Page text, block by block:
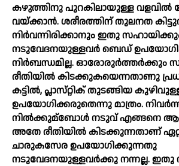
കഴുത്തിനു പുറകിലായുള്ള വളവില്‍
വയ്‌ക്കാന്‍. ശരീരത്തിന്‌ തുലനത
നിര്‍വന്നിരിക്കാനും ഇതു
നടുവേദനയുള്ളവര്‍ ബെഡ്‌
നിര്‍ബന്ധമില്ല. ഓരോരുര്‍ത്തര്‍ക്കും
രീതിയില്‍ കിടക്കുകയെന്നതാണു
കട്ടില്‍, പ്ലാസ്‌റ്റിക്‌ തുടങ്ങിയ
ഉപയോഗിക്കരുതെന്നു മാത്രം.
നില്‍ക്കുമ്ബോള്‍ നടുവ്‌ എങ്ങനെ
അതേ രീതിയില്‍ കിടക്കുന്നതാണ്‌
ചാരുകസേര ഉപയോഗിക്കുന്നതു
നടുവേദനയുള്ളവര്‍ക്കു നന്നല്ല.